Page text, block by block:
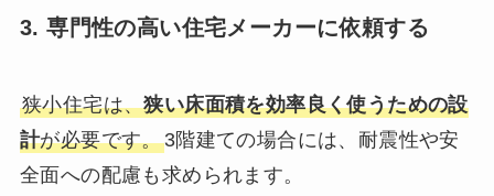
3. 専門性の高い住宅メーカーに依頼する
狭小住宅は、狭い床面積を効率良く使うための設
計が必要です。3階建ての場合には、耐震性や安
全面への配慮も求められます。